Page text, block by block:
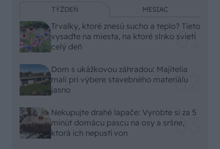
TÝŽDEŇ MESIAC
Trvalky, ktoré znesú sucho a teplo? Tieto
vysaďte na miesta, na ktoré slnko svieti
celý deň
Dom s ukážkovou záhradou: Majitelia
mali pri výbere stavebného materiálu
jasno
Nekupujte drahé lapače: Vyrobte si za 5
minút domácu pascu na osy a sršne,
ktorá ich nepustí von